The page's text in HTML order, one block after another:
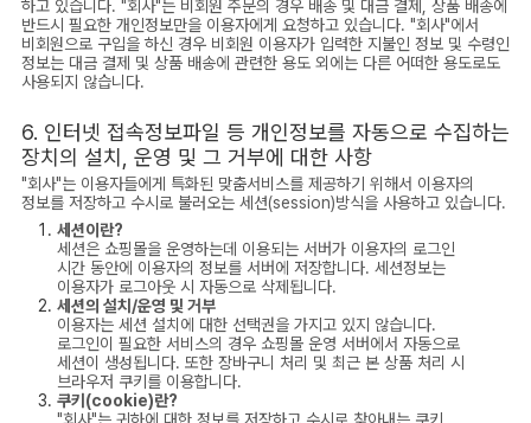
하고 있습니다. "회사"는 비회원 주문의 경우 배송 및 대금 결제, 상품 배송에
반드시 필요한 개인정보만을 이용자에게 요청하고 있습니다. "회사"에서
비회원으로 구입을 하신 경우 비회원 이용자가 입력한 지불인 정보 및 수령인
정보는 대금 결제 및 상품 배송에 관련한 용도 외에는 다른 어떠한 용도로도
사용되지 않습니다.
6. 인터넷 접속정보파일 등 개인정보를 자동으로 수집하는
장치의 설치, 운영 및 그 거부에 대한 사항
"회사"는 이용자들에게 특화된 맞춤서비스를 제공하기 위해서 이용자의
정보를 저장하고 수시로 불러오는 세션(session)방식을 사용하고 있습니다.
세션이란?
세션은 쇼핑몰을 운영하는데 이용되는 서버가 이용자의 로그인
시간 동안에 이용자의 정보를 서버에 저장합니다. 세션정보는
이용자가 로그아웃 시 자동으로 삭제됩니다.
세션의 설치/운영 및 거부
이용자는 세션 설치에 대한 선택권을 가지고 있지 않습니다.
로그인이 필요한 서비스의 경우 쇼핑몰 운영 서버에서 자동으로
세션이 생성됩니다. 또한 장바구니 처리 및 최근 본 상품 처리 시
브라우저 쿠키를 이용합니다.
쿠키(cookie)란?